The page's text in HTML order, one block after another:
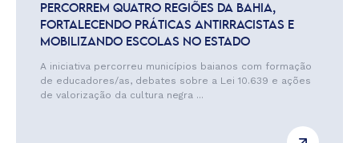
PERCORREM QUATRO REGIÕES DA BAHIA,
FORTALECENDO PRÁTICAS ANTIRRACISTAS E
MOBILIZANDO ESCOLAS NO ESTADO
A iniciativa percorreu municípios baianos com formação
de educadores/as, debates sobre a Lei 10.639 e ações
de valorização da cultura negra ...